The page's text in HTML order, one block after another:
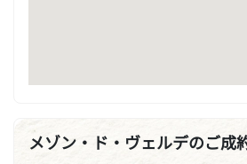
メゾン・ド・ヴェルデのご成